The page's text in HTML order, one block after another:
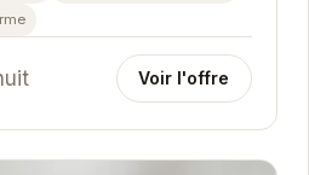
Voir l'offre